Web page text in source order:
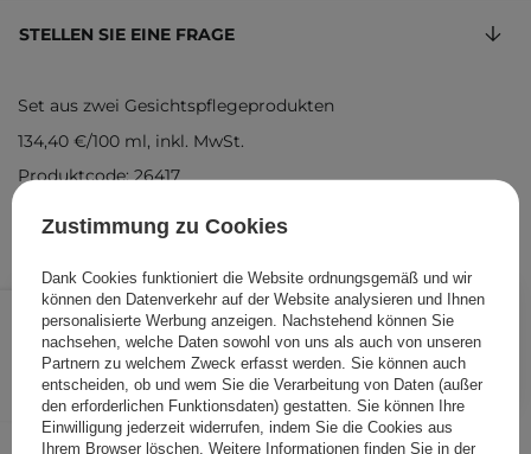
67,20 € /Stk.
IN DEN WARENKORB
STELLEN SIE EINE FRAGE
Set aus zwei Gesichtspflegeprodukten
134,40 €/100 ml, inkl. MwSt.
Produktcode: 26417
Folgende Produkte wurden von
anderen Kunden geprüft
Zustimmung zu Cookies
Dank Cookies funktioniert die Website ordnungsgemäß und wir
können den Datenverkehr auf der Website analysieren und Ihnen
personalisierte Werbung anzeigen. Nachstehend können Sie
nachsehen, welche Daten sowohl von uns als auch von unseren
Partnern zu welchem Zweck erfasst werden. Sie können auch
entscheiden, ob und wem Sie die Verarbeitung von Daten (außer
den erforderlichen Funktionsdaten) gestatten. Sie können Ihre
Einwilligung jederzeit widerrufen, indem Sie die Cookies aus
Ihrem Browser löschen. Weitere Informationen finden Sie in der